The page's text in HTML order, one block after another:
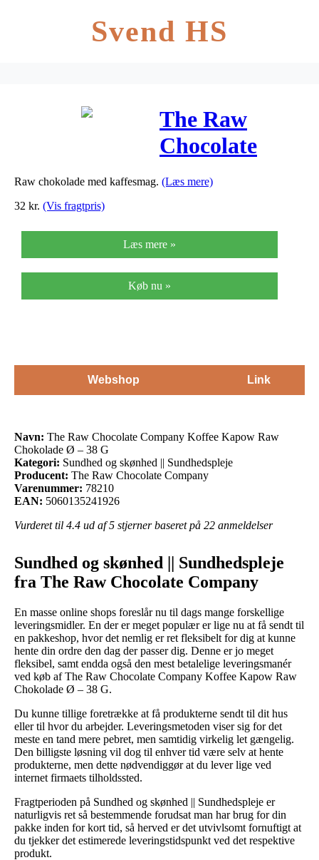
Svend HS
The Raw
Chocolate
Company
Raw
Chokolade Ø
– 38 G
Raw chokolade med kaffesmag. (Læs mere)
32 kr. (Vis fragtpris)
Læs mere »
Køb nu »
Webshop Link
Navn: The Raw Chocolate Company Koffee Kapow Raw
Chokolade Ø – 38 G
Kategori: Sundhed og skønhed || Sundhedspleje
Producent: The Raw Chocolate Company
Varenummer: 78210
EAN: 5060135241926
Vurderet til 4.4 ud af 5 stjerner baseret på 22 anmeldelser
Sundhed og skønhed || Sundhedspleje
fra The Raw Chocolate Company
En masse online shops foreslår nu til dags mange forskellige
leveringsmidler. En der er meget populær er lige nu at få sendt til
en pakkeshop, hvor det nemlig er ret fleksibelt for dig at kunne
hente din ordre den dag der passer dig. Denne er jo meget
fleksibel, samt endda også den mest betalelige leveringsmanér
ved køb af The Raw Chocolate Company Koffee Kapow Raw
Chokolade Ø – 38 G.
Du kunne tillige foretrække at få produkterne sendt til dit hus
eller til hvor du arbejder. Leveringsmetoden viser sig for det
meste en tand mere pebret, men samtidig virkelig let gængelig.
Den billigste løsning vil dog til enhver tid være selv at hente
produkterne, men dette nødvendiggør at du lever lige ved
internet firmaets tilholdssted.
Fragtperioden på Sundhed og skønhed || Sundhedspleje er
naturligvis ret så bestemmende forudsat man har brug for din
pakke inden for kort tid, så herved er det utvivlsomt fornuftigt at
du tjekker det estimerede leveringstidspunkt ved det respektive
produkt.